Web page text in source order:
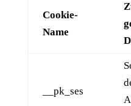
Cookie-
Name
__pk_ses